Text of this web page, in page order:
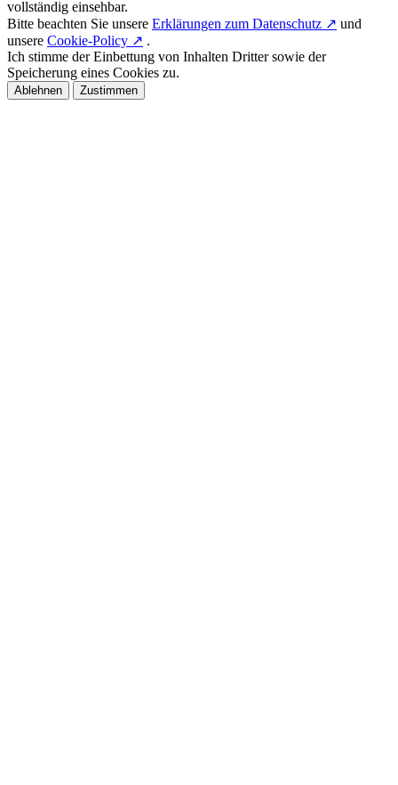
vollständig einsehbar.
Bitte beachten Sie unsere Erklärungen zum Datenschutz ↗ und
unsere Cookie-Policy ↗ .
Ich stimme der Einbettung von Inhalten Dritter sowie der
Speicherung eines Cookies zu.
Ablehnen Zustimmen